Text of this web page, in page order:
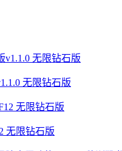
无限钻石版
无限钻石版